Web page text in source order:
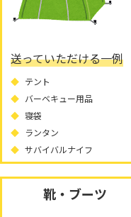
送っていただける一例
テント
バーベキュー用品
寝袋
ランタン
サバイバルナイフ
靴・ブーツ